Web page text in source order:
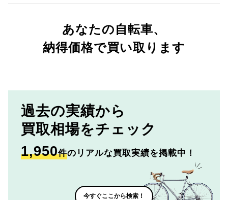
あなたの自転車、
納得価格で買い取ります
過去の実績から
買取相場をチェック
1,950件のリアルな買取実績を掲載中！
今すぐここから検索！